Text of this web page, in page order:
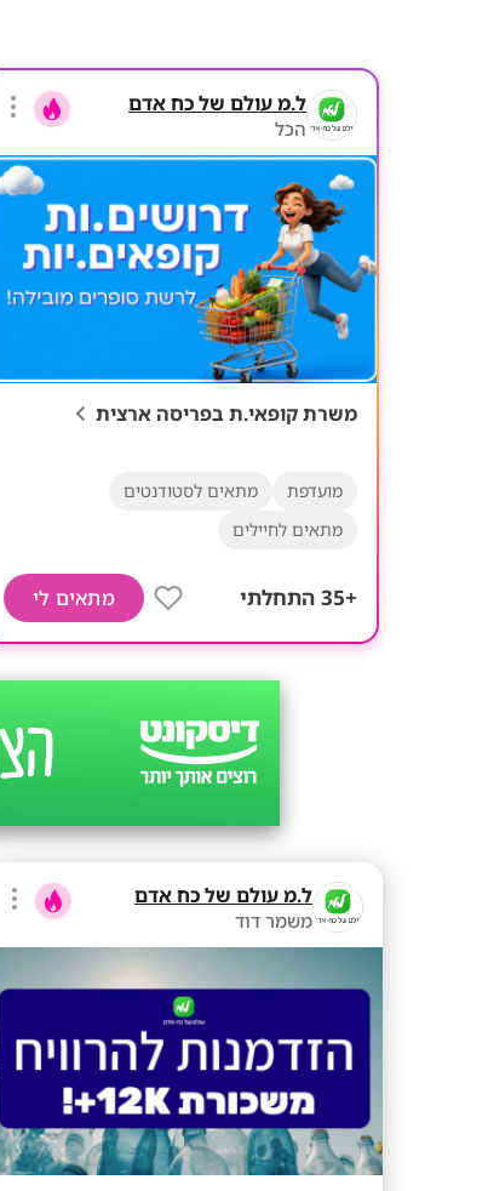
ל.מ עולם של כח אדם
הכל
משרת קופאי.ת בפריסה ארצית
מועדפת
מתאים לסטודנטים
מתאים לחיילים
+35 התחלתי מתאים לי
ל.מ עולם של כח אדם
משמר דוד